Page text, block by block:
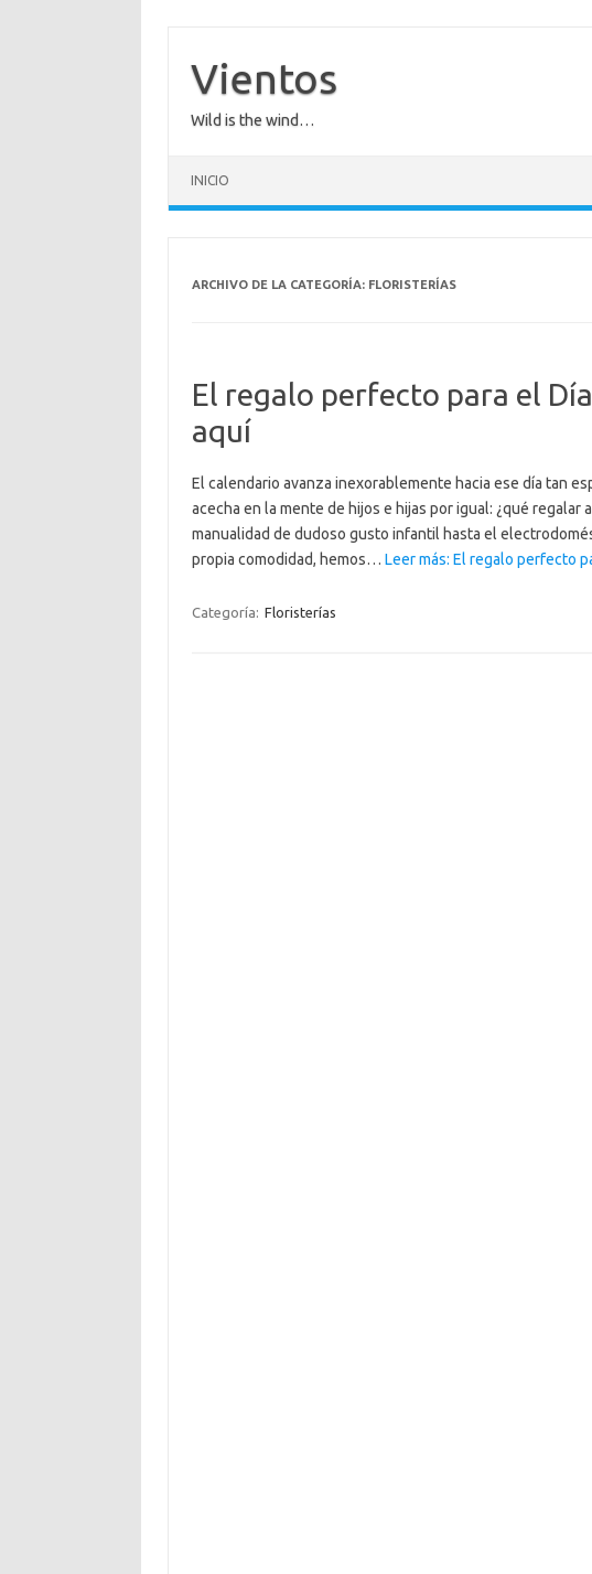
contenido
Vientos
Wild is the wind…
INICIO
ARCHIVO DE LA CATEGORÍA: FLORISTERÍAS
El regalo perfecto para el
aquí
El calendario avanza inexorablemente hacia ese día tan
acecha en la mente de hijos e hijas por igual: ¿qué regalar
manualidad de dudoso gusto infantil hasta el
propia comodidad, hemos… Leer más: El regalo perfecto
Categoría: Floristerías